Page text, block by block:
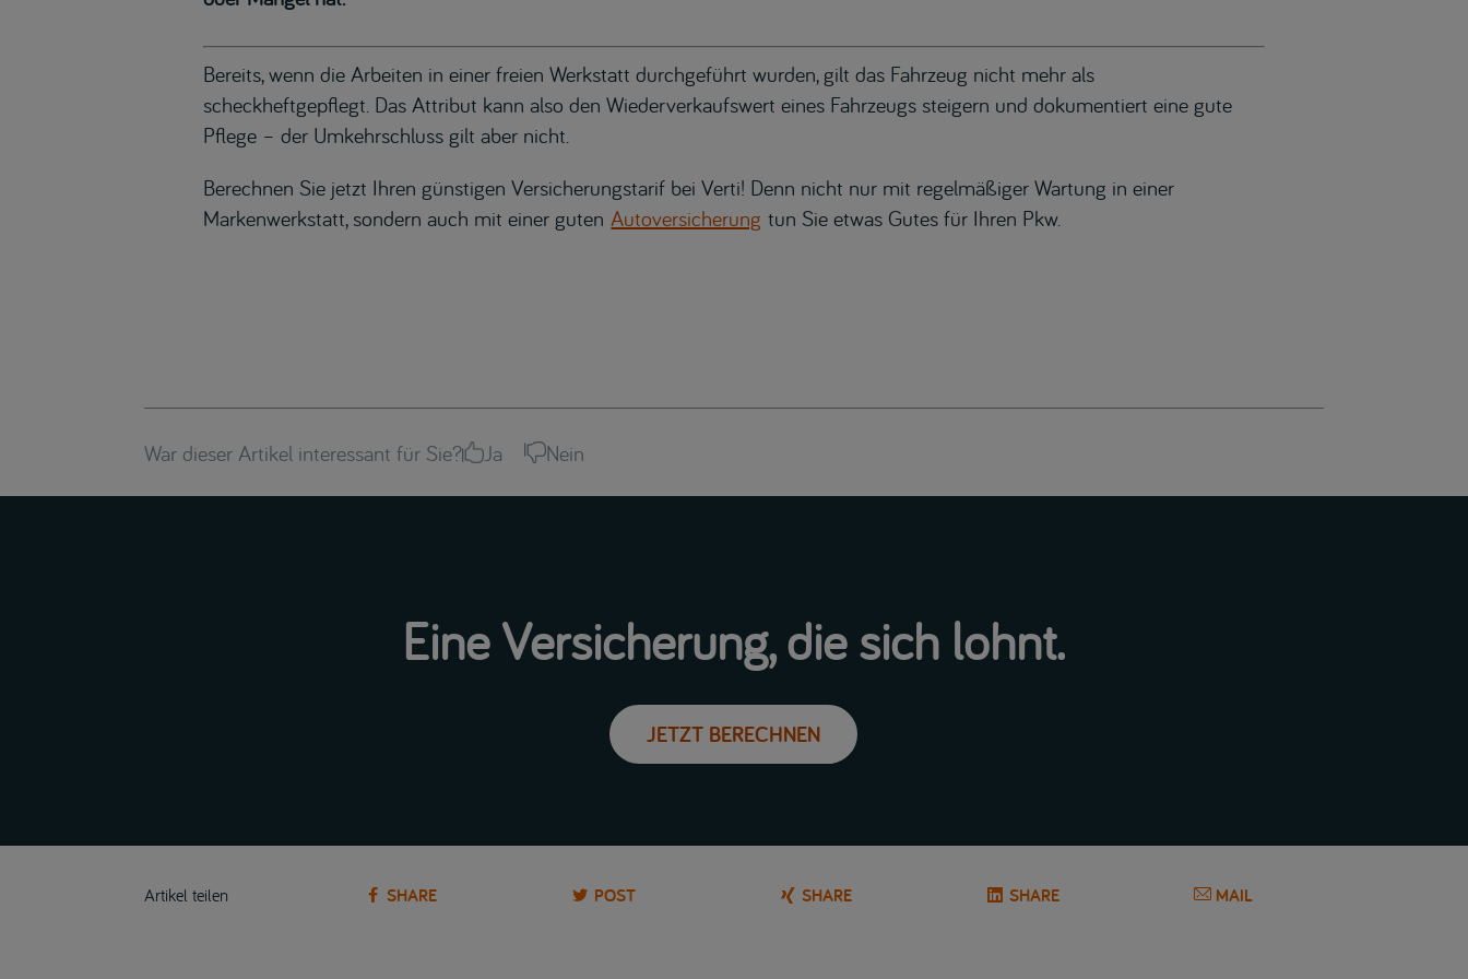
Bereits, wenn die Arbeiten in einer freien Werkstatt durchgeführt wurden, gilt das Fahrzeug nicht mehr als
scheckheftgepflegt. Das Attribut kann also den Wiederverkaufswert eines Fahrzeugs steigern und dokumentiert eine gute
Pflege – der Umkehrschluss gilt aber nicht.
Berechnen Sie jetzt Ihren günstigen Versicherungstarif bei Verti! Denn nicht nur mit regelmäßiger Wartung in einer
Markenwerkstatt, sondern auch mit einer gutenAutoversicherung tun Sie etwas Gutes für Ihren Pkw.
War dieser Artikel interessant für Sie? Ja Nein
Eine Versicherung, die sich lohnt.
JETZT BERECHNEN
Artikel teilen SHARE POST SHARE SHARE MAIL